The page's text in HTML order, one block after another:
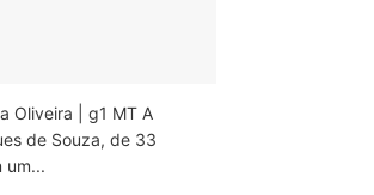
Oliveira | g1 MT A
de Souza, de 33
um...